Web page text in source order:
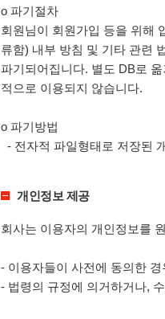
ο 파기절차
회원님이 회원가입 등을 위해
류함) 내부 방침 및 기타 관련
파기되어집니다. 별도 DB로
적으로 이용되지 않습니다.
ο 파기방법
- 전자적 파일형태로 저장된
개인정보 제공
회사는 이용자의 개인정보를
- 이용자들이 사전에 동의한 경
- 법령의 규정에 의거하거나,